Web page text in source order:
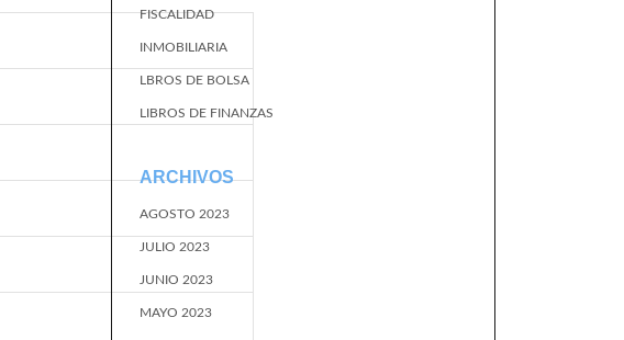
FISCALIDAD
INMOBILIARIA
LBROS DE BOLSA
LIBROS DE FINANZAS
ARCHIVOS
AGOSTO 2023
JULIO 2023
JUNIO 2023
MAYO 2023